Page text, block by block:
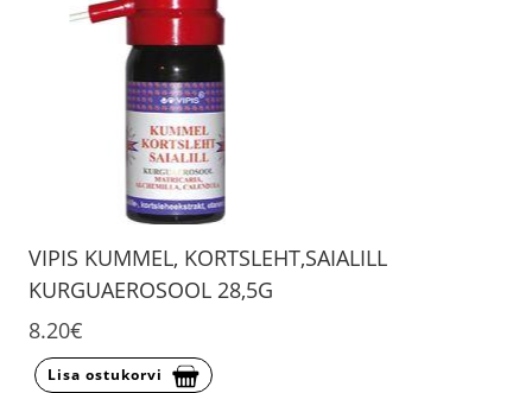
VIPIS KUMMEL, KORTSLEHT,SAIALILL
KURGUAEROSOOL 28,5G
8.20€
Lisa ostukorvi